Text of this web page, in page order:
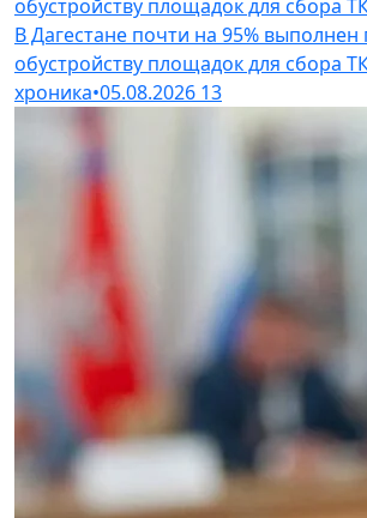
В Дагестане почти на 95% выполнен
обустройству площадок для сбора
хроника•05.08.2026 13